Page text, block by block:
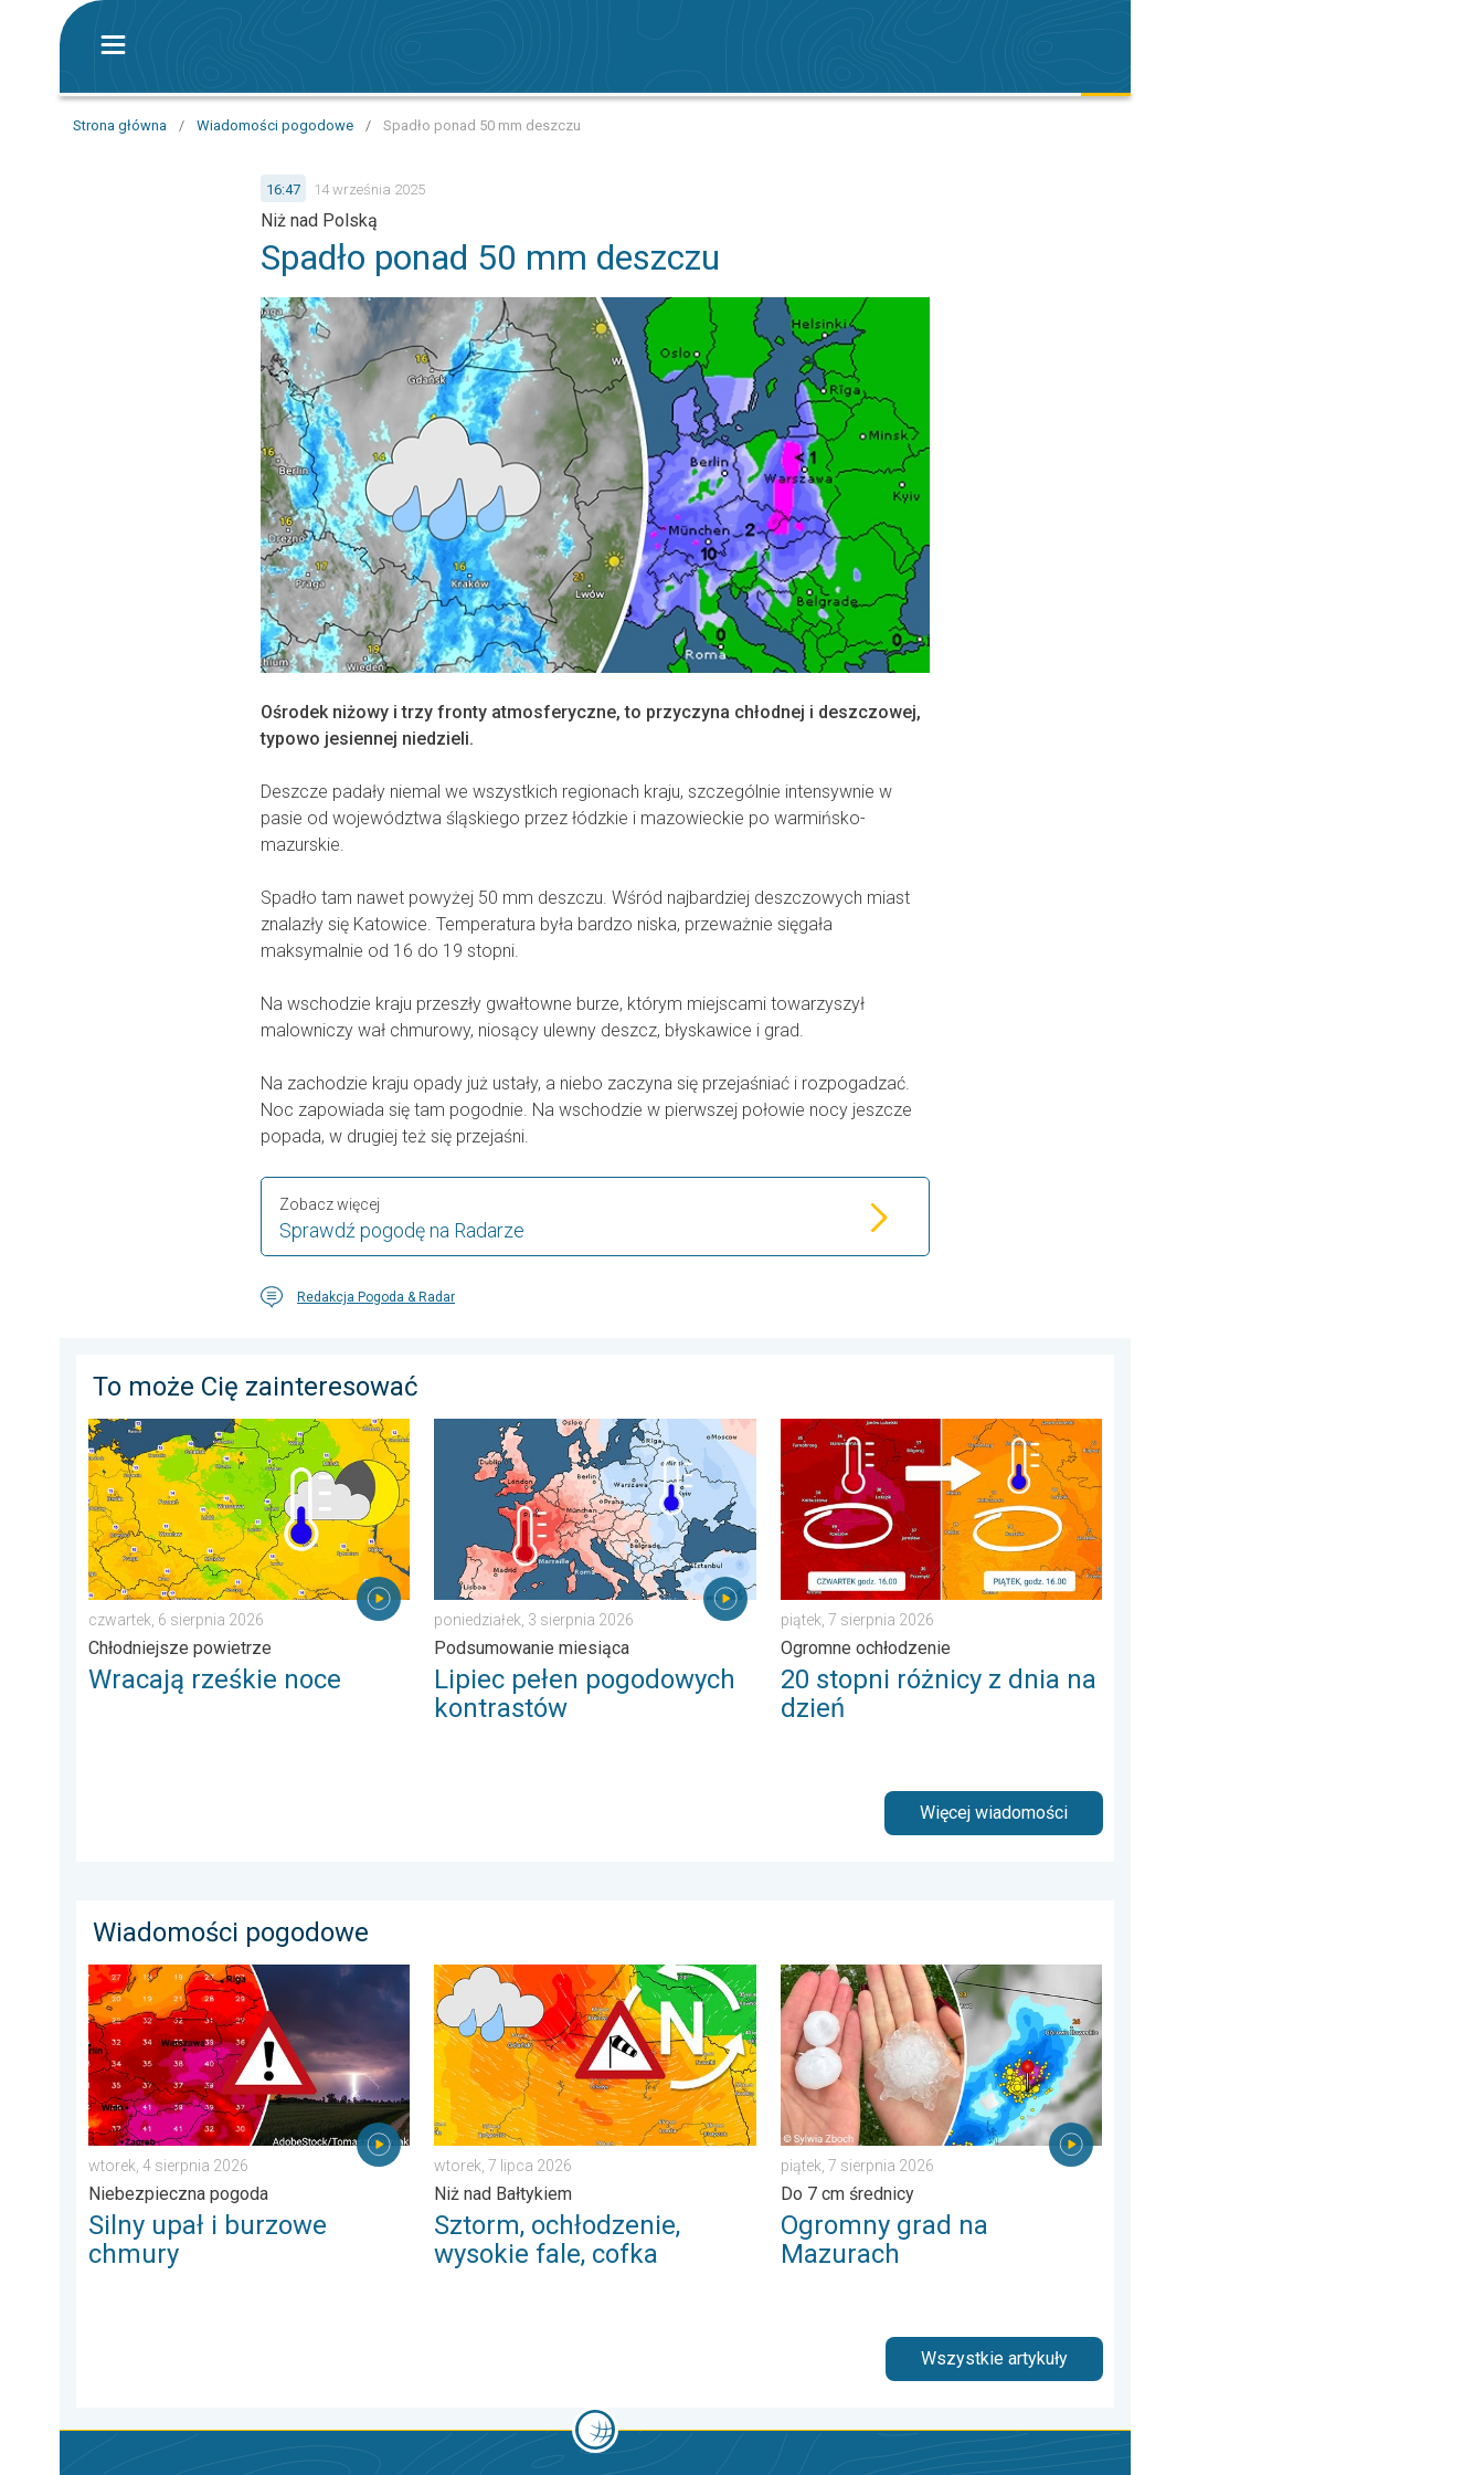
Strona główna / Wiadomości pogodowe / Spadło ponad 50 mm deszczu
16:47 14 września 2025
Niż nad Polską
Spadło ponad 50 mm deszczu
Ośrodek niżowy i trzy fronty atmosferyczne, to przyczyna chłodnej i deszczowej,
typowo jesiennej niedzieli.
Deszcze padały niemal we wszystkich regionach kraju, szczególnie intensywnie w
pasie od województwa śląskiego przez łódzkie i mazowieckie po warmińsko-
mazurskie.
Spadło tam nawet powyżej 50 mm deszczu. Wśród najbardziej deszczowych miast
znalazły się Katowice. Temperatura była bardzo niska, przeważnie sięgała
maksymalnie od 16 do 19 stopni.
Na wschodzie kraju przeszły gwałtowne burze, którym miejscami towarzyszył
malowniczy wał chmurowy, niosący ulewny deszcz, błyskawice i grad.
Na zachodzie kraju opady już ustały, a niebo zaczyna się przejaśniać i rozpogadzać.
Noc zapowiada się tam pogodnie. Na wschodzie w pierwszej połowie nocy jeszcze
popada, w drugiej też się przejaśni.
Sprawdź pogodę na Radarze
Zobacz więcej
Redakcja Pogoda & Radar
To może Cię zainteresować
Wracają rześkie noce. Chłodniejsze powietrze. . . czwartek, 6 sierpnia 2026
czwartek, 6 sierpnia 2026
Chłodniejsze powietrze
Wracają rześkie noce
Lipiec pełen pogodowych kontrastów. Podsumowanie miesiąca. . . poniedziałek, 3 sierpnia 2026
poniedziałek, 3 sierpnia 2026
Podsumowanie miesiąca
Lipiec pełen pogodowych
kontrastów
20 stopni różnicy z dnia na dzień. Ogromne ochłodzenie. . . piątek, 7 sierpnia 2026
piątek, 7 sierpnia 2026
Ogromne ochłodzenie
20 stopni różnicy z dnia na
dzień
Więcej wiadomości
Wiadomości pogodowe
Silny upał i burzowe chmury. Niebezpieczna pogoda. . . wtorek, 4 sierpnia 2026
wtorek, 4 sierpnia 2026
Niebezpieczna pogoda
Silny upał i burzowe
chmury
Sztorm, ochłodzenie, wysokie fale, cofka. Niż nad Bałtykiem. . . wtorek, 7 lipca 2026
wtorek, 7 lipca 2026
Niż nad Bałtykiem
Sztorm, ochłodzenie,
wysokie fale, cofka
Ogromny grad na Mazurach. Do 7 cm średnicy. . . piątek, 7 sierpnia 2026
piątek, 7 sierpnia 2026
Do 7 cm średnicy
Ogromny grad na
Mazurach
Wszystkie artykuły